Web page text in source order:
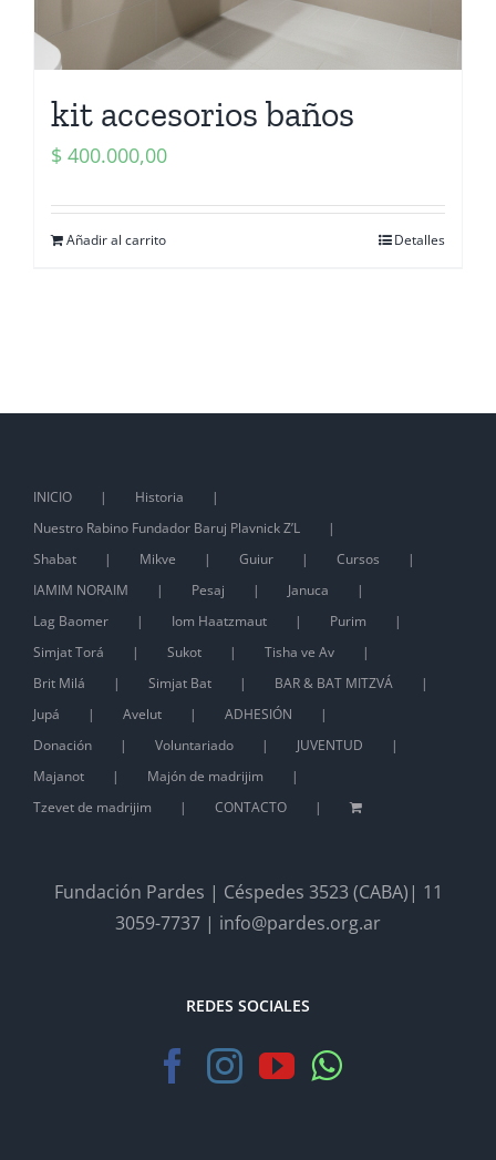
kit accesorios baños
$ 400.000,00
Añadir al carrito Detalles
INICIO
Historia
Nuestro Rabino Fundador Baruj Plavnick Z’L
Shabat
Mikve Guiur
Cursos
IAMIM NORAIM
Pesaj
Januca
Lag Baomer
Iom Haatzmaut
Purim
Simjat Torá
Sukot
Tisha ve Av
Brit Milá
Simjat Bat
BAR & BAT MITZVÁ
Jupá
Avelut
ADHESIÓN
Donación
Voluntariado
JUVENTUD
Majanot
Majón de madrijim
Tzevet de madrijim
CONTACTO
Fundación Pardes | Céspedes 3523 (CABA)| 11
3059-7737 | info@pardes.org.ar
REDES SOCIALES